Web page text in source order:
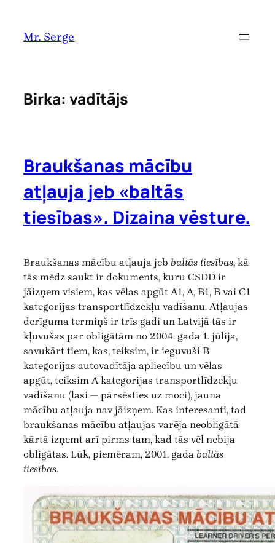
saturu
Mr. Serge
Birka: vadītājs
Braukšanas mācību
atļauja jeb «baltās
tiesības». Dizaina vēsture.
Braukšanas mācību atļauja jeb baltās tiesības, kā
tās mēdz saukt ir dokuments, kuru CSDD ir
jāizņem visiem, kas vēlas apgūt A1, A, B1, B vai C1
kategorijas transportlīdzekļu vadīšanu. Atļaujas
derīguma termiņš ir trīs gadi un Latvijā tās ir
kļuvušas par obligātām no 2004. gada 1. jūlija,
savukārt tiem, kas, teiksim, ir ieguvuši B
kategorijas autovadītāja apliecību un vēlas
apgūt, teiksim A kategorijas transportlīdzekļu
vadīšanu (lasi — pārsēsties uz moci), jauna
mācību atļauja nav jāizņem. Kas interesanti, tad
braukšanas mācību atļaujas varēja neobligātā
kārtā izņemt arī pirms tam, kad tās vēl nebija
obligātas. Lūk, piemēram, 2001. gada baltās
tiesības.